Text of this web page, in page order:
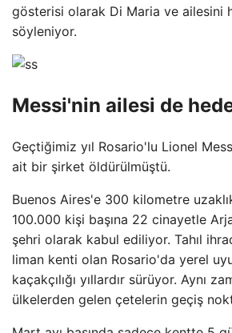
gösterisi olarak Di Maria ve ailesini
söyleniyor.
Messi'nin ailesi de
Geçtiğimiz yıl Rosario'lu Lionel
ait bir şirket öldürülmüştü.
Buenos Aires'e 300 kilometre
100.000 kişi başına 22 cinayetle
şehri olarak kabul ediliyor. Tahıl
liman kenti olan Rosario'da yerel
kaçakçılığı yıllardır sürüyor. Aynı
ülkelerden gelen çetelerin geçiş